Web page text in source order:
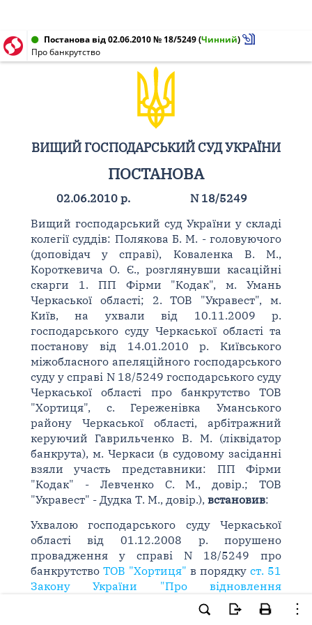
Постанова від 02.06.2010 № 18/5249(Чинний)
Про банкрутство
ВИЩИЙ ГОСПОДАРСЬКИЙ СУД УКРАЇНИ
ПОСТАНОВА
02.06.2010 р.
N 18/5249
Вищий господарський суд України у складі
колегії суддів: Полякова Б. М. - головуючого
(доповідач у справі), Коваленка В. М.,
Короткевича О. Є., розглянувши касаційні
скарги 1. ПП Фірми "Кодак", м. Умань
Черкаської області; 2. ТОВ "Укравест", м.
Київ, на ухвали від 10.11.2009 р.
господарського суду Черкаської області та
постанову від 14.01.2010 р. Київського
міжобласного апеляційного господарського
суду у справі N 18/5249 господарського суду
Черкаської області про банкрутство ТОВ
"Хортиця", с. Гереженівка Уманського
району Черкаської області, арбітражний
керуючий Гаврильченко В. М. (ліквідатор
банкрута), м. Черкаси (в судовому засіданні
взяли участь представники: ПП Фірми
"Кодак" - Левченко С. М., довір.; ТОВ
"Укравест" - Дудка Т. М., довір.), встановив:
Ухвалою господарського суду Черкаської
області від 01.12.2008 р. порушено
провадження у справі N 18/5249 про
банкрутство ТОВ "Хортиця" в порядкуст. 51
Закону України "Про відновлення
платоспроможності боржника або визнання
далі - Закон про